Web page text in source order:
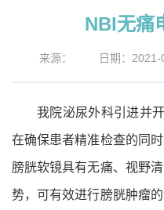
NBI无痛
来源： 日期：2021-
我院泌尿外科引进并
在确保患者精准检查的同
膀胱软镜具有无痛、视野
势，可有效进行膀胱肿瘤